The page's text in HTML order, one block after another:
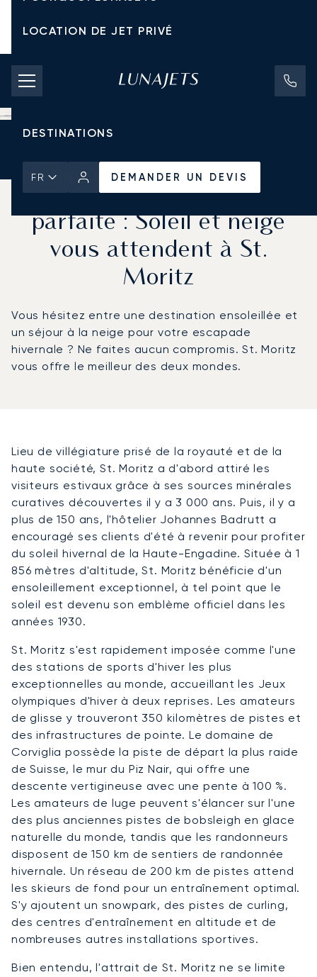
LOCATION DE JET PRIVÉ
TARIFS D'AFFRÈTEMENT
JETS PRIVÉS
DESTINATIONS
FR DEMANDER UN DEVIS
L'escapade hivernale
parfaite : Soleil et neige
vous attendent à St.
Moritz
Vous hésitez entre une destination ensoleillée et
un séjour à la neige pour votre escapade
hivernale ? Ne faites aucun compromis. St. Moritz
vous offre le meilleur des deux mondes.
Lieu de villégiature prisé de la royauté et de la
haute société, St. Moritz a d'abord attiré les
visiteurs estivaux grâce à ses sources minérales
curatives découvertes il y a 3 000 ans. Puis, il y a
plus de 150 ans, l'hôtelier Johannes Badrutt a
encouragé ses clients d'été à revenir pour profiter
du soleil hivernal de la Haute-Engadine. Située à 1
856 mètres d'altitude, St. Moritz bénéficie d'un
ensoleillement exceptionnel, à tel point que le
soleil est devenu son emblème officiel dans les
années 1930.
St. Moritz s'est rapidement imposée comme l'une
des stations de sports d'hiver les plus
exceptionnelles au monde, accueillant les Jeux
olympiques d'hiver à deux reprises. Les amateurs
de glisse y trouveront 350 kilomètres de pistes et
des infrastructures de pointe. Le domaine de
Corviglia possède la piste de départ la plus raide
de Suisse, le mur du Piz Nair, qui offre une
descente vertigineuse avec une pente à 100 %.
Les amateurs de luge peuvent s'élancer sur l'une
des plus anciennes pistes de bobsleigh en glace
naturelle du monde, tandis que les randonneurs
disposent de 150 km de sentiers de randonnée
hivernale. Un réseau de 200 km de pistes attend
les skieurs de fond pour un entraînement optimal.
S'y ajoutent un snowpark, des pistes de curling,
des centres d'entraînement en altitude et de
nombreuses autres installations sportives.
Bien entendu, l'attrait de St. Moritz ne se limite